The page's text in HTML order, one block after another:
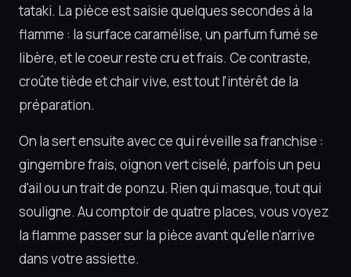
tataki. La pièce est saisie quelques secondes à la
flamme : la surface caramélise, un parfum fumé se
libère, et le coeur reste cru et frais. Ce contraste,
croûte tiède et chair vive, est tout l'intérêt de la
préparation.
On la sert ensuite avec ce qui réveille sa franchise :
gingembre frais, oignon vert ciselé, parfois un peu
d'ail ou un trait de ponzu. Rien qui masque, tout qui
souligne. Au comptoir de quatre places, vous voyez
la flamme passer sur la pièce avant qu'elle n'arrive
dans votre assiette.